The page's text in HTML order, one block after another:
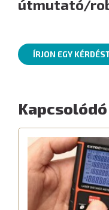
útmutató/
ÍRJON EGY